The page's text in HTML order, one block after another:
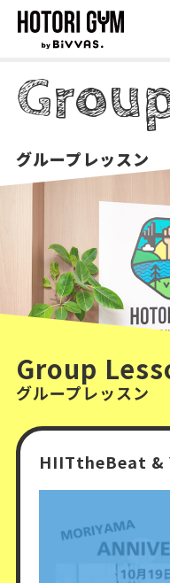
グループレッスン
Group
グループレッスン
HIITtheBeat &